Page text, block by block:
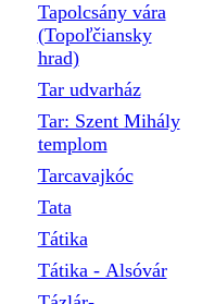
Tapolcsány vára
(Topoľčiansky
hrad)
Tar udvarház
Tar: Szent Mihály
templom
Tarcavajkóc
Tata
Tátika
Tátika - Alsóvár